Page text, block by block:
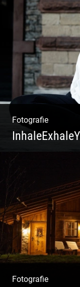
Konzeption &
Übersetzung
Texting |
Fotografie
Crossover
Fotografie